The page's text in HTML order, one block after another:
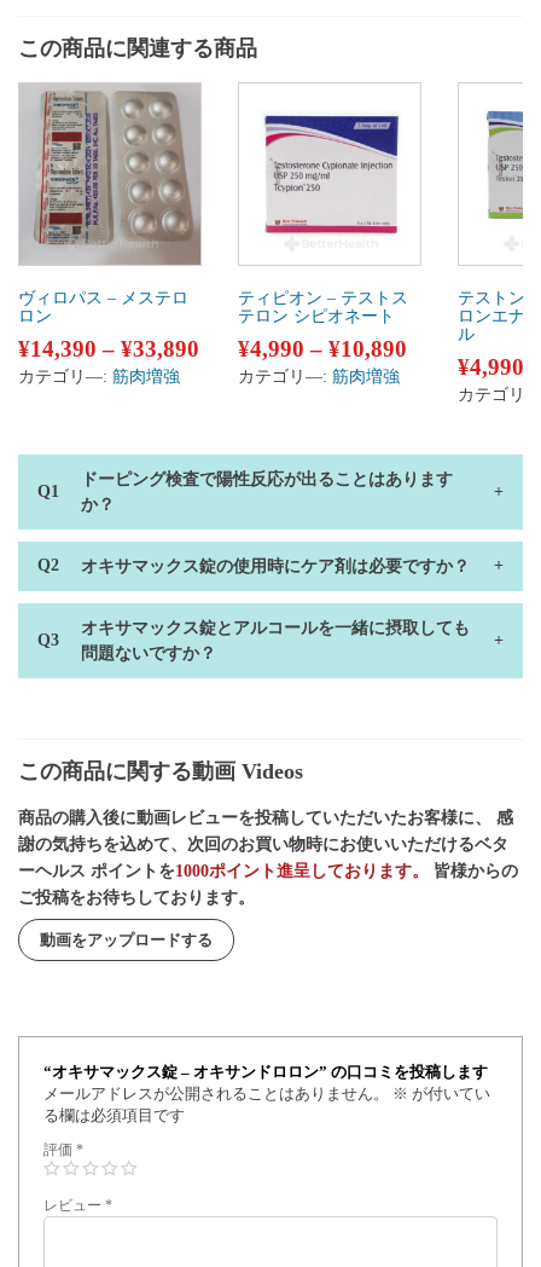
この商品に関連する商品
ヴィロパス – メステロ
ロン
¥14,390 – ¥33,890
カテゴリ―: 筋肉増強
ティピオン – テストス
テロン シピオネート
¥4,990 – ¥10,890
カテゴリ―: 筋肉増強
テストン
ロンエナ
ル
¥4,990
カテゴリ
ドーピング検査で陽性反応が出ることはあります
か？
オキサマックス錠の使用時にケア剤は必要ですか？
オキサマックス錠とアルコールを一緒に摂取しても
問題ないですか？
この商品に関する動画 Videos
商品の購入後に動画レビューを投稿していただいたお客様に、 感
謝の気持ちを込めて、次回のお買い物時にお使いいただけるベタ
ーヘルス ポイントを1000ポイント進呈しております。
皆様からの
ご投稿をお待ちしております。
動画をアップロードする
“オキサマックス錠 – オキサンドロロン” の口コミを投稿します
メールアドレスが公開されることはありません。
※ が付いてい
る欄は必須項目です
評価 *
レビュー *